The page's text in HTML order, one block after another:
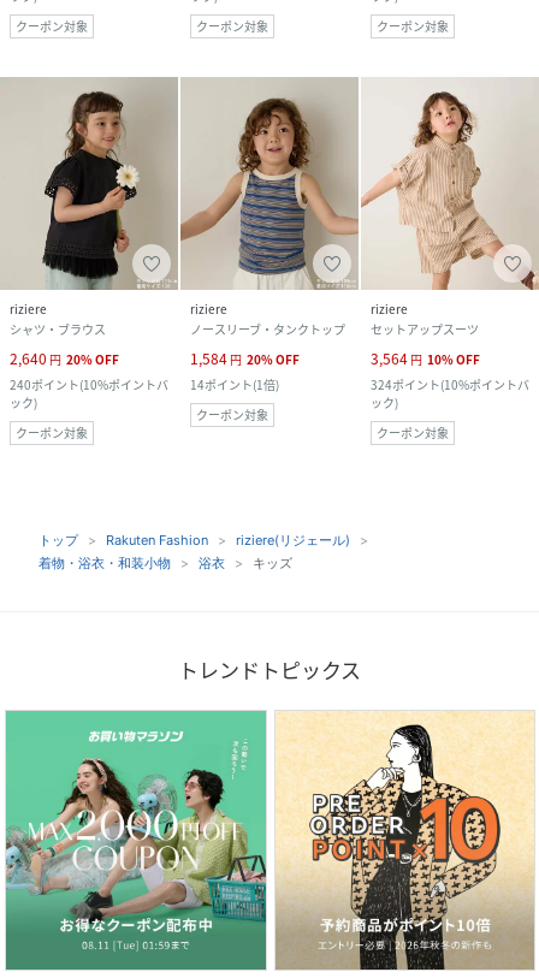
クーポン対象
クーポン対象
クーポン対象
riziere
シャツ・ブラウス
2,640 円 20%OFF
240ポイント(10%ポイントバ
ック)
クーポン対象
riziere
ノースリーブ・タンクトップ
1,584 円 20%OFF
14ポイント(1倍)
クーポン対象
riziere
セットアップスーツ
3,564 円 10%OFF
324ポイント(10%ポイントバ
ック)
クーポン対象
トップ Rakuten Fashion
riziere(リジェール)
着物・浴衣・和装小物
浴衣 キッズ
トレンドトピックス